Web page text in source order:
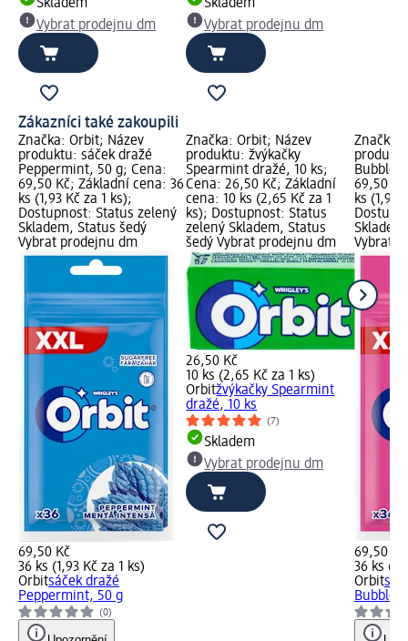
Skladem
Vybrat prodejnu dm
Skladem
Vybrat prodejnu dm
Zákazníci také zakoupili
Značka: Orbit; Název
produktu: sáček dražé
Peppermint, 50 g; Cena:
69,50 Kč; Základní cena: 36
ks (1,93 Kč za 1 ks);
Dostupnost: Status zelený
Skladem, Status šedý
Vybrat prodejnu dm
69,50 Kč
36 ks (1,93 Kč za 1 ks)
Orbitsáček dražé
Peppermint, 50 g
(0)
Značka: Orbit; Název
produktu: žvýkačky
Spearmint dražé, 10 ks;
Cena: 26,50 Kč; Základní
cena: 10 ks (2,65 Kč za 1
ks); Dostupnost: Status
zelený Skladem, Status
šedý Vybrat prodejnu dm
26,50 Kč
10 ks (2,65 Kč za 1 ks)
Orbitžvýkačky Spearmint
dražé, 10 ks
(7)
Skladem
Vybrat prodejnu dm
Značka:
69,50
ks (1,93
Vybrat
69,50 Kč
36 ks
Orbit